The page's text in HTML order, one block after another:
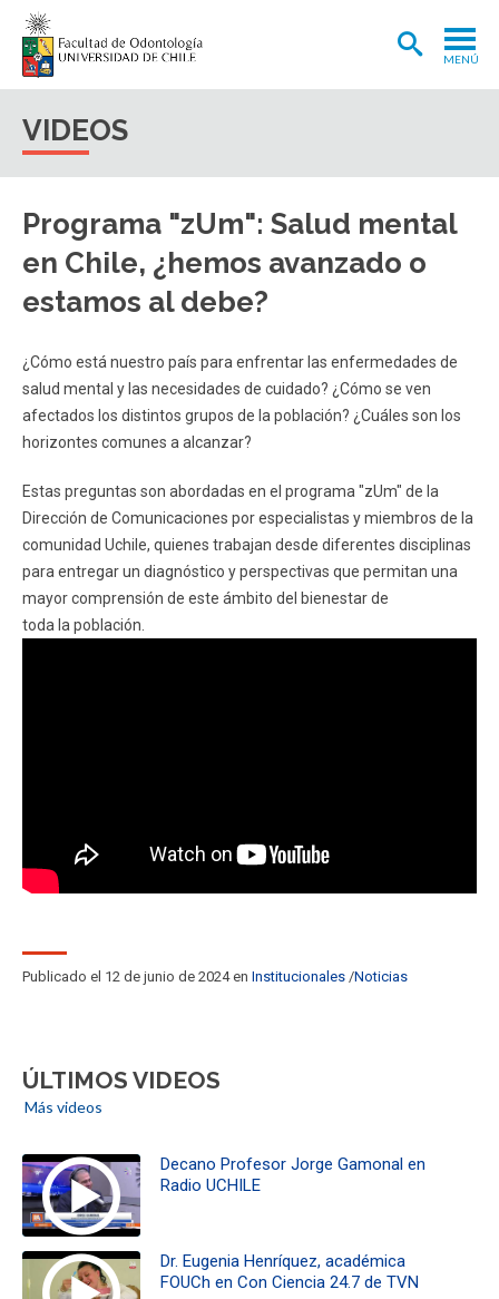
MENÚ
EXTENSIÓN
CLÍNICA ODONTOLÓGICA
BIBLIOTECA
ESTUDIANTES ACADÉMICOS
FUNCIONARIOS
VIDEOS
Programa "zUm": Salud mental
en Chile, ¿hemos avanzado o
estamos al debe?
¿Cómo está nuestro país para enfrentar las enfermedades de
salud mental y las necesidades de cuidado? ¿Cómo se ven
afectados los distintos grupos de la población? ¿Cuáles son los
horizontes comunes a alcanzar?
Estas preguntas son abordadas en el programa "zUm" de la
Dirección de Comunicaciones por especialistas y miembros de la
comunidad Uchile, quienes trabajan desde diferentes disciplinas
para entregar un diagnóstico y perspectivas que permitan una
mayor comprensión de este ámbito del bienestar de
toda la población.
Publicado el 12 de junio de 2024 en Institucionales Noticias
ÚLTIMOS VIDEOS
Más videos
Decano Profesor Jorge Gamonal en
Radio UCHILE
Dr. Eugenia Henríquez, académica
FOUCh en Con Ciencia 24.7 de TVN